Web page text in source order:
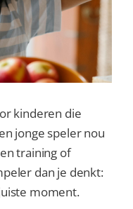
kinderen die
jonge speler nou
training of
dan je denkt:
moment.